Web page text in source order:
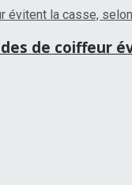
de coiffeur